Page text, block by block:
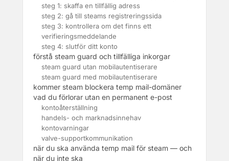
steg 1: skaffa en tillfällig adress
steg 2: gå till steams registreringssida
steg 3: kontrollera om det finns ett
verifieringsmeddelande
steg 4: slutför ditt konto
förstå steam guard och tillfälliga inkorgar
steam guard utan mobilautentiserare
steam guard med mobilautentiserare
kommer steam blockera temp mail-domäner
vad du förlorar utan en permanent e-post
kontoåterställning
handels- och marknadsinnehav
kontovarningar
valve-supportkommunikation
när du ska använda temp mail för steam — och
när du inte ska